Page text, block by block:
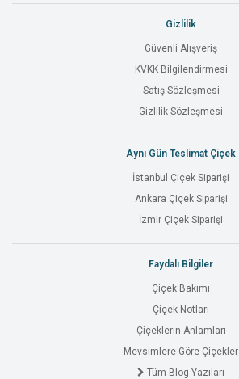
Gizlilik
Güvenli Alışveriş
KVKK Bilgilendirmesi
Satış Sözleşmesi
Gizlilik Sözleşmesi
Aynı Gün Teslimat Çiçek
İstanbul Çiçek Siparişi
Ankara Çiçek Siparişi
İzmir Çiçek Siparişi
Faydalı Bilgiler
Çiçek Bakımı
Çiçek Notları
Çiçeklerin Anlamları
Mevsimlere Göre Çiçekler
Tüm Blog Yazıları